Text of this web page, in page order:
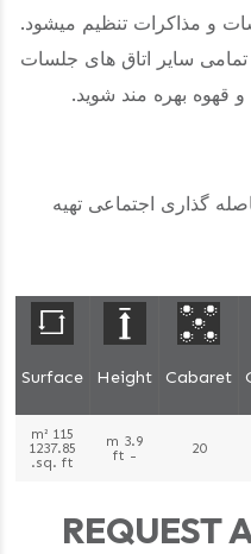
و مذاکرات تنظیم میشود.
سایر اتاق های جلسات
قهوه بهره مند شوید.
گذاری اجتماعی تهیه
Cabaret
Height
Surface
20
3.9 m
- ft
115 m²
1237.85
sq. ft.
REQUEST